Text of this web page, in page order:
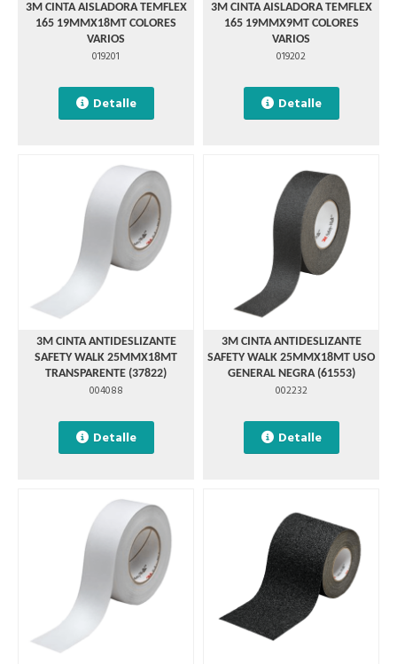
3M CINTA AISLADORA TEMFLEX
165 19MMX18MT COLORES
VARIOS
019201
Detalle
3M CINTA AISLADORA TEMFLEX
165 19MMX9MT COLORES
VARIOS
019202
Detalle
3M CINTA ANTIDESLIZANTE
SAFETY WALK 25MMX18MT
TRANSPARENTE (37822)
004088
Detalle
3M CINTA ANTIDESLIZANTE
SAFETY WALK 25MMX18MT USO
GENERAL NEGRA (61553)
002232
Detalle